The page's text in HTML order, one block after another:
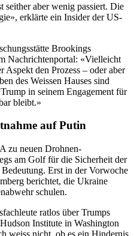
seither aber wenig passiert. Die
erklärte ein Insider der US-
Brookings
Nachrichtenportal: «Vielleicht
Aspekt den Prozess – oder aber
des Weissen Hauses sind
in seinem Engagement für
bleibt.»
auf Putin
zu neuen Drohnen-
am Golf für die Sicherheit der
Erst in der Vorwoche
berichtet, die Ukraine
schulen.
ratlos über Trumps
Institute in Washington
weiss nicht, ob es ein Hindernis